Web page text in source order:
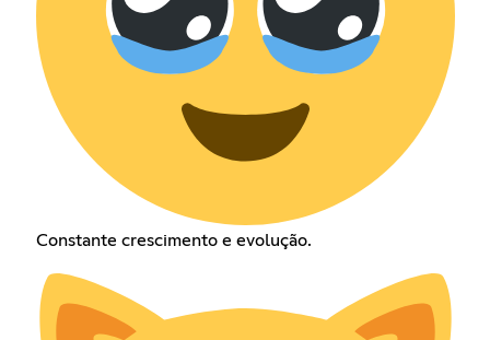
Constante crescimento e evolução.